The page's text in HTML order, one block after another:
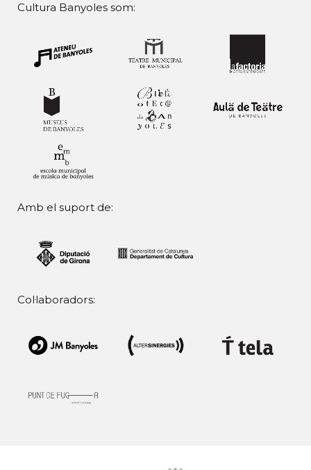
Cultura Banyoles som:
Amb el suport de:
Col·laboradors: